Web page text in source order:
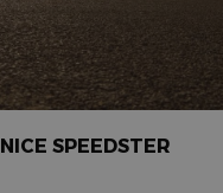
SPEEDSTER